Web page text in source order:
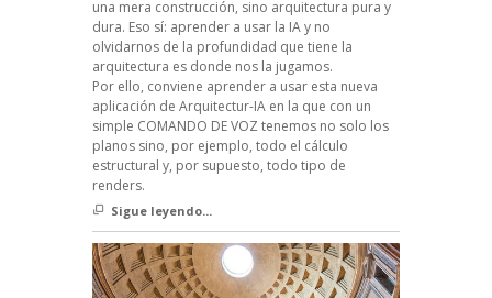
una mera construcción, sino arquitectura pura y
dura. Eso sí: aprender a usar la IA y no
olvidarnos de la profundidad que tiene la
arquitectura es donde nos la jugamos.
Por ello, conviene aprender a usar esta nueva
aplicación de Arquitectur-IA en la que con un
simple COMANDO DE VOZ tenemos no solo los
planos sino, por ejemplo, todo el cálculo
estructural y, por supuesto, todo tipo de
renders.
Sigue leyendo...